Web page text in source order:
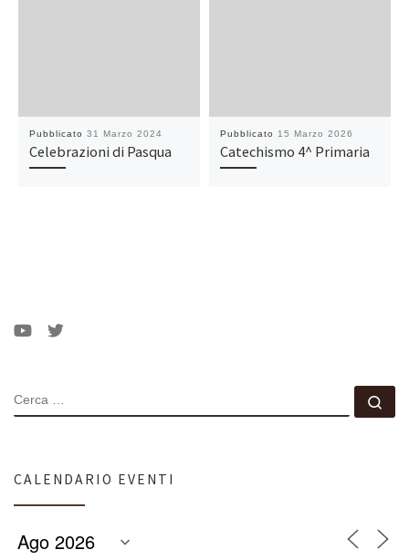
Pubblicato 31 Marzo 2024
Celebrazioni di Pasqua
Pubblicato 15 Marzo 2026
Catechismo 4^ Primaria
CERCA
CALENDARIO EVENTI